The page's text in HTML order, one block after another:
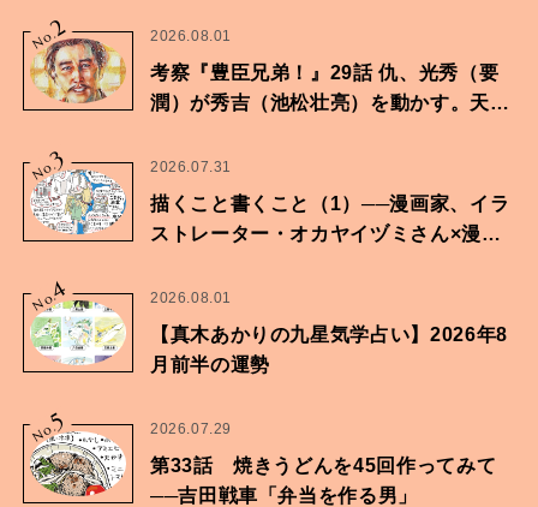
No.2 2026.08.01
考察『豊臣兄弟！』29話 仇、光秀（要
潤）が秀吉（池松壮亮）を動かす。天下
No.
3 2026.07.31
描くこと書くこと（1）──漫画家、イラ
ストレーター・オカヤイヅミさん×漫画
No.
4 2026.08.01
【真木あかりの九星気学占い】2026年8
月前半の運勢
No.
5 2026.07.29
第33話 焼きうどんを45回作ってみて
──吉田戦車「弁当を作る男」